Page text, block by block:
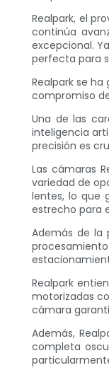
Realpark, el
continúa
excepcional.
perfecta para
Realpark se
compromiso
Una de las
inteligencia
precisión es
Las cámaras
variedad de
lentes, lo que
estrecho para
Además de la
Realpark
motorizadas
cámara
Además,
completa